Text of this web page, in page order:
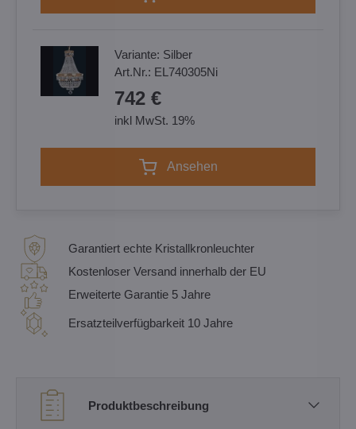
Variante: Silber
Art.Nr.: EL740305Ni
742 €
inkl MwSt. 19%
Ansehen
Garantiert echte Kristallkronleuchter
Kostenloser Versand innerhalb der EU
Erweiterte Garantie 5 Jahre
Ersatzteilverfügbarkeit 10 Jahre
Produktbeschreibung